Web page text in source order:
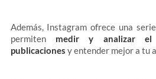
Además, Instagram ofrece una
permiten medir y analizar
publicaciones y entender mejor a tu